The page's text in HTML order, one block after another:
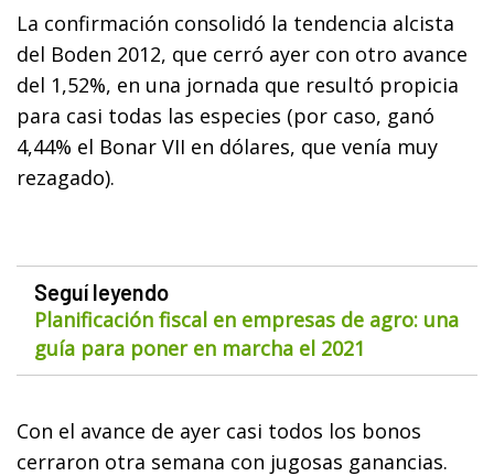
La confirmación consolidó la tendencia alcista
del Boden 2012, que cerró ayer con otro avance
del 1,52%, en una jornada que resultó propicia
para casi todas las especies (por caso, ganó
4,44% el Bonar VII en dólares, que venía muy
rezagado).
Seguí leyendo
Planificación fiscal en empresas de agro: una
guía para poner en marcha el 2021
Con el avance de ayer casi todos los bonos
cerraron otra semana con jugosas ganancias.